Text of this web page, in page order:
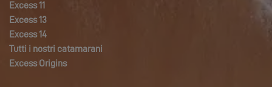
Excess 11
Excess 13
Excess 14
Tutti i nostri catamarani
Excess Origins